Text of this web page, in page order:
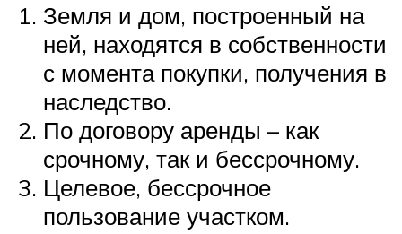
Земля и дом, построенный на
ней, находятся в собственности
с момента покупки, получения в
наследство.
По договору аренды – как
срочному, так и бессрочному.
Целевое, бессрочное
пользование участком.